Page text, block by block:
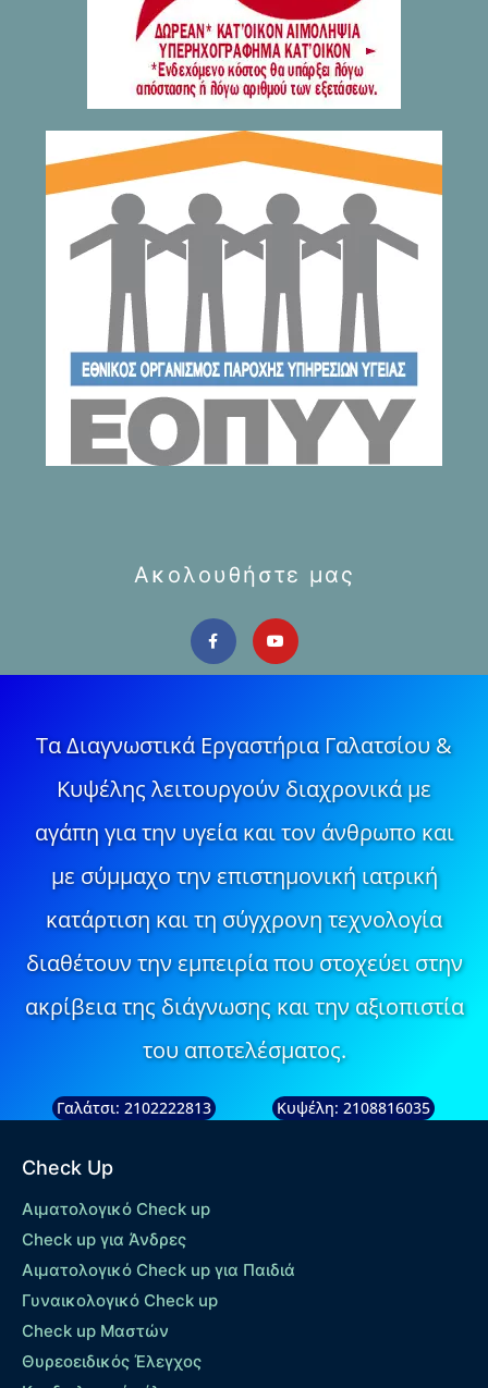
Ακολουθήστε μας
Τα Διαγνωστικά Εργαστήρια Γαλατσίου &
Κυψέλης λειτουργούν διαχρονικά με
αγάπη για την υγεία και τον άνθρωπο και
με σύμμαχο την επιστημονική ιατρική
κατάρτιση και τη σύγχρονη τεχνολογία
διαθέτουν την εμπειρία που στοχεύει στην
ακρίβεια της διάγνωσης και την αξιοπιστία
του αποτελέσματος.
Γαλάτσι: 2102222813 Κυψέλη: 2108816035
Check Up
Αιματολογικό Check up
Check up για Άνδρες
Αιματολογικό Check up για Παιδιά
Γυναικολογικό Check up
Check up Μαστών
Θυρεοειδικός Έλεγχος